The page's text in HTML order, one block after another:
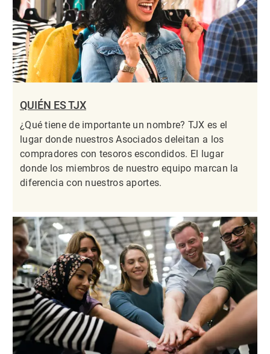
QUIÉN ES TJX
¿Qué tiene de importante un nombre? TJX es el
lugar donde nuestros Asociados deleitan a los
compradores con tesoros escondidos. El lugar
donde los miembros de nuestro equipo marcan la
diferencia con nuestros aportes.